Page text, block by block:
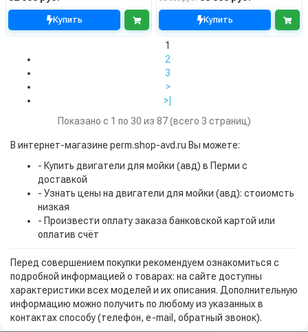
Купить Купить
1
2
3
>
>|
Показано с 1 по 30 из 87 (всего 3 страниц)
В интернет-магазине perm.shop-avd.ru Вы можете:
- Купить двигатели для мойки (авд) в Перми с
доставкой
- Узнать цены на двигатели для мойки (авд): стоиомсть
низкая
- Произвести оплату заказа банковской картой или
оплатив счёт
Перед совершением покупки рекомендуем ознакомиться с
подробной информацией о товарах: на сайте доступны
характеристики всех моделей и их описания. Дополнительную
информацию можно получить по любому из указанных в
контактах способу (телефон, e-mail, обратный звонок).